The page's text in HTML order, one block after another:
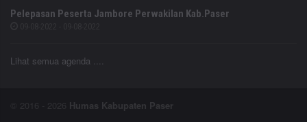
Pelepasan Peserta Jambore Perwakilan Kab.Paser
Lihat semua agenda ....
© 2016 - 2026 Humas Kabupaten Paser